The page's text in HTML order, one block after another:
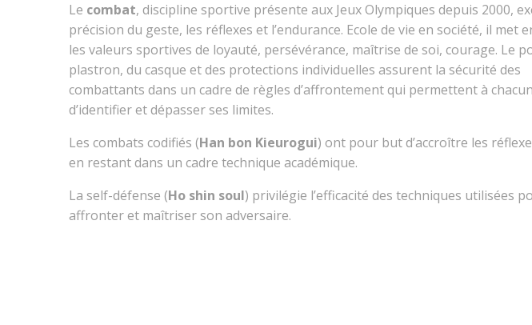
Le combat, discipline sportive présente aux Jeux Olympiques depuis 2000,
précision du geste, les réflexes et l’endurance. Ecole de vie en société, il met
les valeurs sportives de loyauté, persévérance, maîtrise de soi, courage. Le
plastron, du casque et des protections individuelles assurent la sécurité des
combattants dans un cadre de règles d’affrontement qui permettent à chacun
d’identifier et dépasser ses limites.
Les combats codifiés (Han bon Kieurogui) ont pour but d’accroître les
en restant dans un cadre technique académique.
La self-défense (Ho shin soul) privilégie l’efficacité des techniques utilisées
affronter et maîtriser son adversaire.